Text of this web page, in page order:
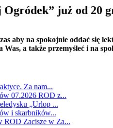
już od 20
aby na spokojnie oddać się
a także przemyśleć i na
Za nam...
07.2026 ROD z...
„Urlop ...
i skarbników...
ROD Zacisze w Za...